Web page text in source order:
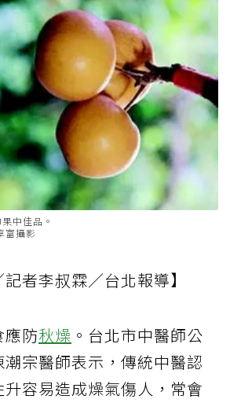
中佳品。
富攝影
記者李叔霖／台北報導】
應防秋燥 。台北市中醫師公
宗醫師表示，傳統中醫認
容易造成燥氣傷人，常會